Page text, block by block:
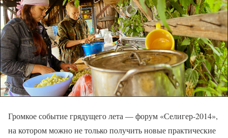
Громкое событие грядущего лета — форум «Селигер-2014»,
на котором можно не только получить новые практические